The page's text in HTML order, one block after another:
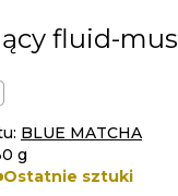
fluid-
BLUE MATCHA
g
Ostatnie sztuki